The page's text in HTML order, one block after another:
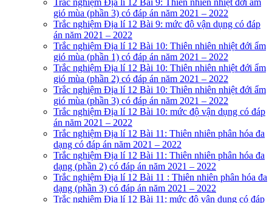
gió mùa (phần 3) có đáp án năm 2021 – 2022
Trắc nghiệm Địa lí 12 Bài 9: mức độ vận dụng có đáp
án năm 2021 – 2022
Trắc nghiệm Địa lí 12 Bài 10: Thiên nhiên nhiệt đới ẩm
gió mùa (phần 1) có đáp án năm 2021 – 2022
Trắc nghiệm Địa lí 12 Bài 10: Thiên nhiên nhiệt đới ẩm
gió mùa (phần 2) có đáp án năm 2021 – 2022
Trắc nghiệm Địa lí 12 Bài 10: Thiên nhiên nhiệt đới ẩm
gió mùa (phần 3) có đáp án năm 2021 – 2022
Trắc nghiệm Địa lí 12 Bài 10: mức độ vận dụng có đáp
án năm 2021 – 2022
Trắc nghiệm Địa lí 12 Bài 11: Thiên nhiên phân hóa đa
dạng có đáp án năm 2021 – 2022
Trắc nghiệm Địa lí 12 Bài 11: Thiên nhiên phân hóa đa
dạng (phần 2) có đáp án năm 2021 – 2022
Trắc nghiệm Địa lí 12 Bài 11 : Thiên nhiên phân hóa đa
dạng (phần 3) có đáp án năm 2021 – 2022
Trắc nghiệm Địa lí 12 Bài 11: mức độ vận dụng có đáp